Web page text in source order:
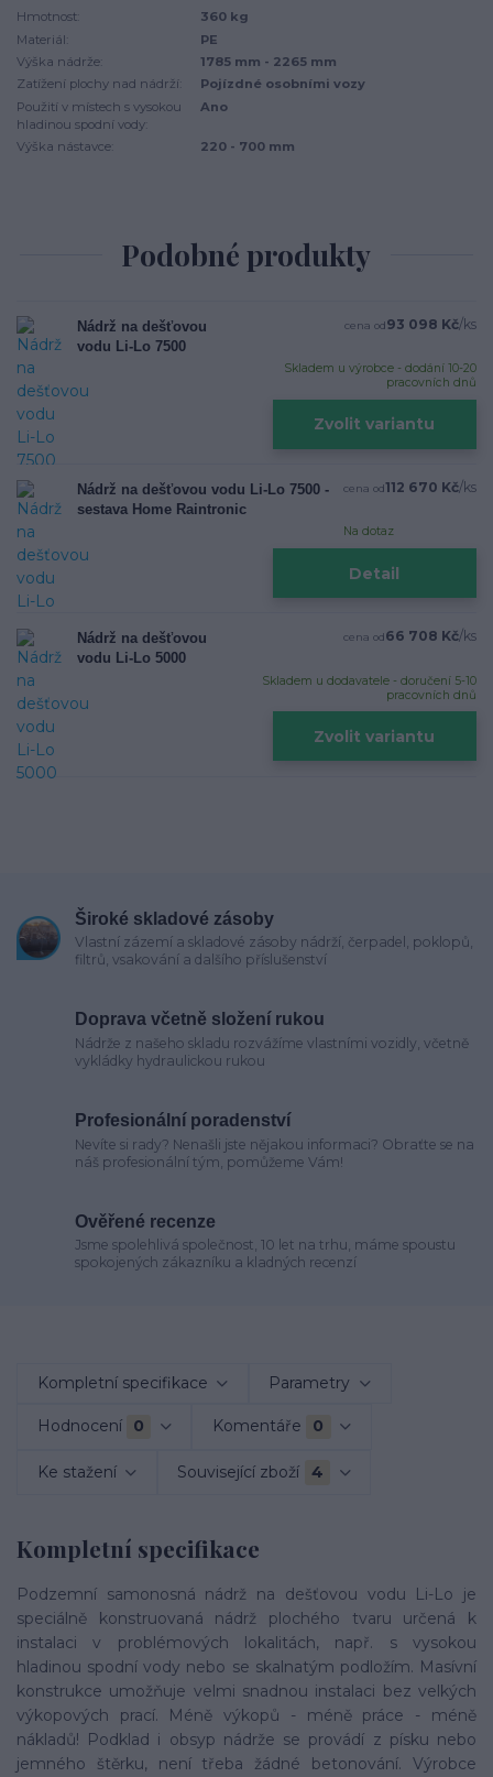
Hmotnost:
360 kg
Materiál:
PE
Výška nádrže:
1785 mm - 2265 mm
Zatížení plochy nad nádrží:
Pojízdné osobními vozy
Použití v místech s vysokou
hladinou spodní vody:
Ano
Výška nástavce: 220 - 700 mm
Podobné produkty
Nádrž na dešťovou
vodu Li-Lo 7500
cena od93 098 Kč/ks
Skladem u výrobce - dodání 10-20
pracovních dnů
Zvolit variantu
Nádrž na dešťovou vodu Li-Lo 7500 -
sestava Home Raintronic
cena od112 670 Kč/ks
Na dotaz
Detail
Nádrž na dešťovou
vodu Li-Lo 5000
cena od 66 708 Kč/ks
Skladem u dodavatele - doručení 5-10
pracovních dnů
Zvolit variantu
Široké skladové zásoby
Vlastní zázemí a skladové zásoby nádrží, čerpadel, poklopů,
filtrů, vsakování a dalšího příslušenství
Doprava včetně složení rukou
Nádrže z našeho skladu rozvážíme vlastními vozidly, včetně
vykládky hydraulickou rukou
Profesionální poradenství
Nevíte si rady? Nenašli jste nějakou informaci? Obraťte se na
náš profesionální tým, pomůžeme Vám!
Ověřené recenze
Jsme spolehlivá společnost, 10 let na trhu, máme spoustu
spokojených zákazníku a kladných recenzí
Kompletní specifikace Parametry
Hodnocení 0 Komentáře 0
Ke stažení Související zboží 4
Kompletní specifikace
Podzemní samonosná nádrž na dešťovou vodu Li-Lo je
speciálně konstruovaná nádrž plochého tvaru určená k
instalaci v problémových lokalitách, např. s vysokou
hladinou spodní vody nebo se skalnatým podložím. Masívní
konstrukce umožňuje velmi snadnou instalaci bez velkých
výkopových prací. Méně výkopů - méně práce - méně
nákladů! Podklad i obsyp nádrže se provádí z písku nebo
jemného štěrku, není třeba žádné betonování. Výrobce